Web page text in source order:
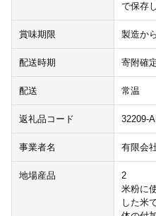
で保存
賞味期限 製造か
配送時期 寄附確
配送 常温
返礼品コード 32209-
事業者名 有限会
地場産品
2
米粉に
した米